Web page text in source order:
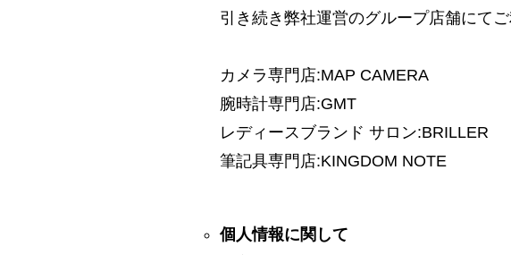
引き続き弊社運営のグループ店舗にてご
カメラ専門店:MAP CAMERA
腕時計専門店:GMT
レディースブランド サロン:BRILLER
筆記具専門店:KINGDOM NOTE
個人情報に関して